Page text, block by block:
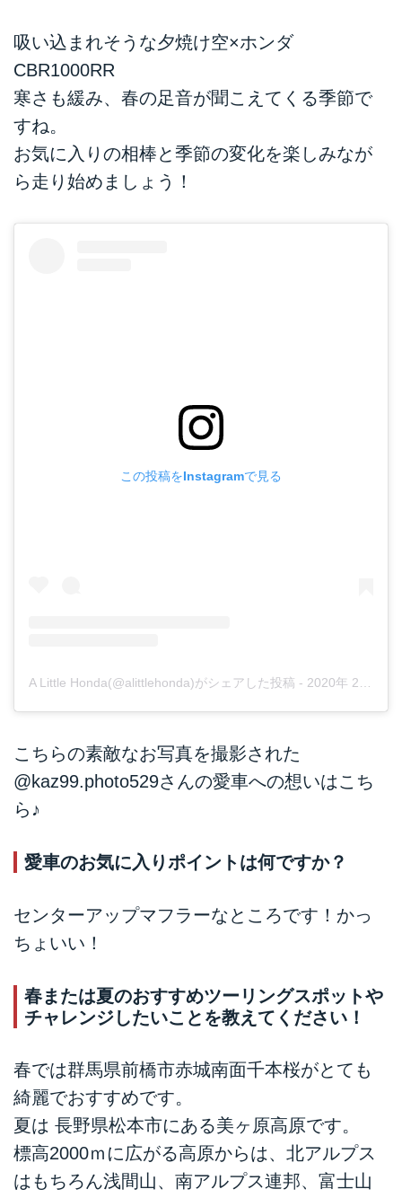
吸い込まれそうな夕焼け空×ホンダ
CBR1000RR
寒さも緩み、春の足音が聞こえてくる季節で
すね。
お気に入りの相棒と季節の変化を楽しみなが
ら走り始めましょう！
この投稿をInstagramで見る
A Little Honda(@alittlehonda)がシェアした投稿 - 2020年 2月月3日午前1時14分PST
こちらの素敵なお写真を撮影された
@kaz99.photo529さんの愛車への想いはこち
ら♪
愛車のお気に入りポイントは何ですか？
センターアップマフラーなところです！かっ
ちょいい！
春または夏のおすすめツーリングスポットや
チャレンジしたいことを教えてください！
春では群馬県前橋市赤城南面千本桜がとても
綺麗でおすすめです。
夏は 長野県松本市にある美ヶ原高原です。
標高2000ｍに広がる高原からは、北アルプス
はもちろん浅間山、南アルプス連邦、富士山